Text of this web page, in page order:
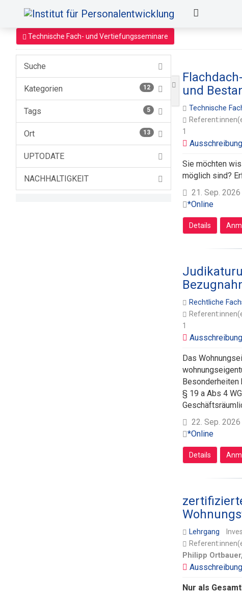
Technische Fach- und Vertiefungsseminare
Suche
Kategorien 12
Tags 5
Ort 13
UPTODATE
NACHHALTIGKEIT
und
Technische
1
Sie möchten
möglich sind?
21. Sep.
*Online
Details
Rechtliche
1
Das
Besonderheiten
§ 19 a Abs 4
22. Sep.
*Online
Details
Lehrgang
Philipp
Nur als